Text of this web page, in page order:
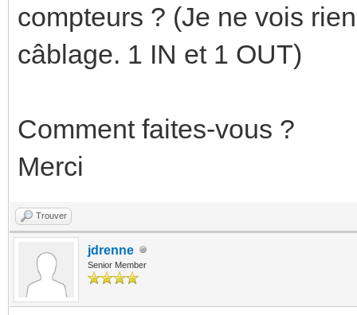
compteurs ? (Je ne vois
câblage. 1 IN et 1 OUT)
Comment faites-vous ?
Merci
Trouver
jdrenne
Senior Member